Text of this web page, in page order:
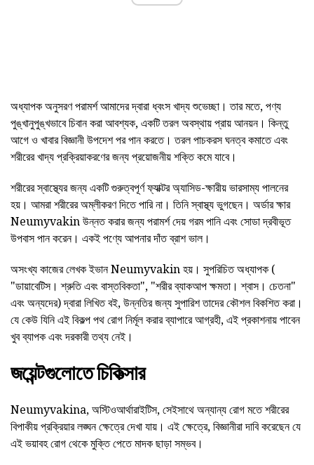
অধ্যাপক অনুসরণ পরামর্শ আমাদের দ্বারা ধ্বংস খাদ্য শুভেচ্ছা। তার মতে, পণ্য
পুঙ্খানুপুঙ্খভাবে চিবান করা আবশ্যক, একটি তরল অবস্থায় প্রায় আনয়ন। কিন্তু
আগে ও খাবার বিজ্ঞানী উপদেশ পর পান করতে। তরল পাচকরস ঘনত্ব কমাতে এবং
শরীরের খাদ্য প্রক্রিয়াকরণের জন্য প্রয়োজনীয় শক্তি কমে যাবে।
শরীরের স্বাস্থ্যের জন্য একটি গুরুত্বপূর্ণ ফ্যাক্টর অ্যাসিড-ক্ষারীয় ভারসাম্য পালনের
হয়। আমরা শরীরের অম্লীকরণ দিতে পারি না। তিনি স্বাস্থ্য ভুগছেন। অর্ডার ক্ষার
Neumyvakin উন্নত করার জন্য পরামর্শ দেয় গরম পানি এবং সোডা দ্রবীভূত
উপবাস পান করেন। একই পণ্যে আপনার দাঁত ব্রাশ ভাল।
অসংখ্য কাজের লেখক ইভান Neumyvakin হয়। সুপরিচিত অধ্যাপক (
"ডায়াবেটিস। শ্রুতি এবং বাস্তবিকতা", "শরীর ব্যাকআপ ক্ষমতা। শ্বাস। চেতনা"
এবং অন্যদের) দ্বারা লিখিত বই, উন্নতির জন্য সুপারিশ তাদের কৌশল বিকশিত করা।
যে কেউ যিনি এই বিকল্প পথ রোগ নির্মূল করার ব্যাপারে আগ্রহী, এই প্রকাশনায় পাবেন
খুব ব্যাপক এবং দরকারী তথ্য নেই।
জয়েন্টগুলোতে চিকিত্সার
Neumyvakina, অস্টিওআর্থারাইটিস, সেইসাথে অন্যান্য রোগ মতে শরীরের
বিপাকীয় প্রক্রিয়ার লঙ্ঘন ক্ষেত্রে দেখা যায়। এই ক্ষেত্রে, বিজ্ঞানীরা দাবি করেছেন যে
এই ভয়াবহ রোগ থেকে মুক্তি পেতে মাদক ছাড়া সম্ভব।